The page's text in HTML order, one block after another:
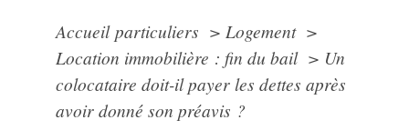
Accueil particuliers > Logement >
Location immobilière : fin du bail > Un
colocataire doit-il payer les dettes après
avoir donné son préavis ?